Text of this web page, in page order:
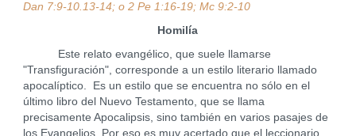
Dan 7:9-10.13-14; o 2 Pe 1:16-19; Mc 9:2-10
Homilía
Este relato evangélico, que suele llamarse
"Transfiguración", corresponde a un estilo literario llamado
apocalíptico. Es un estilo que se encuentra no sólo en el
último libro del Nuevo Testamento, que se llama
precisamente Apocalipsis, sino también en varios pasajes de
los Evangelios. Por eso es muy acertado que el leccionario